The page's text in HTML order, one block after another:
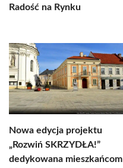
Radość na Rynku
Nowa edycja projektu
„Rozwiń SKRZYDŁA!”
dedykowana mieszkańcom